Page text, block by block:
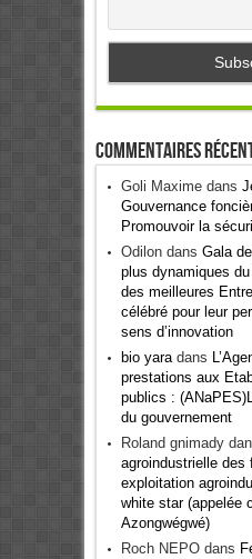
Commentaires
Goli Maximedans
Gouvernance
Promouvoir la
Odilondans Gala
plus dynamiques
des meilleures
célébré pour leur
sens d’innovation
bio yaradans
prestations aux
publics :
du gouvernement
Roland gnimady
agroindustrielle des
exploitation
white star (appelée
Azongwégwé)
Roch NEPOdans